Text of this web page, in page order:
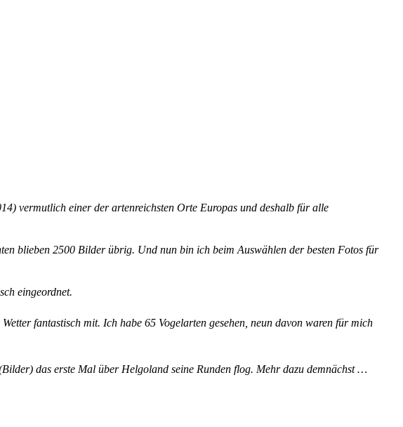
vermutlich einer der artenreichsten Orte Europas und deshalb für alle
blieben 2500 Bilder übrig. Und nun bin ich beim Auswählen der besten Fotos für
eingeordnet.
fantastisch mit. Ich habe 65 Vogelarten gesehen, neun davon waren für mich
das erste Mal über Helgoland seine Runden flog. Mehr dazu demnächst …